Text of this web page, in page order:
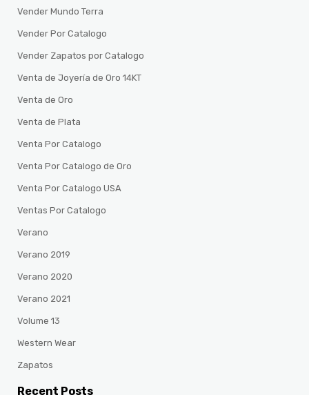
Vender Mundo Terra
Vender Por Catalogo
Vender Zapatos por Catalogo
Venta de Joyería de Oro 14KT
Venta de Oro
Venta de Plata
Venta Por Catalogo
Venta Por Catalogo de Oro
Venta Por Catalogo USA
Ventas Por Catalogo
Verano
Verano 2019
Verano 2020
Verano 2021
Volume 13
Western Wear
Zapatos
Recent Posts